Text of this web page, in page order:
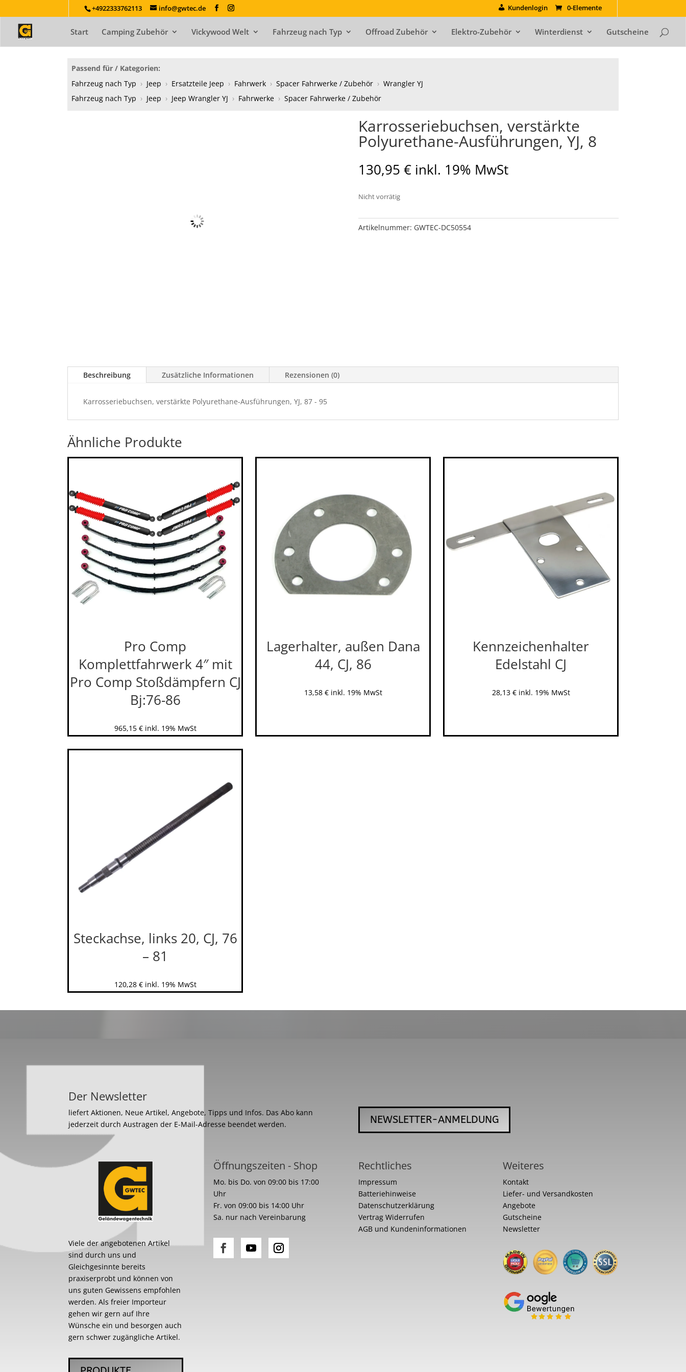
+4922333762113 info@gwtec.de Kundenlogin 0-Elemente
Start Camping Zubehör Vickywood Welt Fahrzeug nach Typ Offroad Zubehör Elektro-Zubehör Winterdienst Gutscheine
Passend für / Kategorien:
Fahrzeug nach Typ › Jeep › Ersatzteile Jeep › Fahrwerk › Spacer Fahrwerke / Zubehör › Wrangler YJ
Fahrzeug nach Typ › Jeep › Jeep Wrangler YJ › Fahrwerke › Spacer Fahrwerke / Zubehör
Karrosseriebuchsen, verstärkte
Polyurethane-Ausführungen, YJ, 8
130,95 € inkl. 19% MwSt
Nicht vorrätig
Artikelnummer: GWTEC-DC50554
Beschreibung Zusätzliche Informationen Rezensionen (0)
Karrosseriebuchsen, verstärkte Polyurethane-Ausführungen, YJ, 87 - 95
Ähnliche Produkte
Pro Comp
Komplettfahrwerk 4″ mit
Pro Comp Stoßdämpfern CJ
Bj:76-86
965,15 € inkl. 19% MwSt
Lagerhalter, außen Dana
44, CJ, 86
13,58 € inkl. 19% MwSt
Kennzeichenhalter
Edelstahl CJ
28,13 € inkl. 19% MwSt
Steckachse, links 20, CJ, 76
– 81
120,28 € inkl. 19% MwSt
Der Newsletter
liefert Aktionen, Neue Artikel, Angebote, Tipps und Infos. Das Abo kann
jederzeit durch Austragen der E-Mail-Adresse beendet werden.
NEWSLETTER-ANMELDUNG
Viele der angebotenen Artikel
sind durch uns und
Gleichgesinnte bereits
praxiserprobt und können von
uns guten Gewissens empfohlen
werden. Als freier Importeur
gehen wir gern auf Ihre
Wünsche ein und besorgen auch
gern schwer zugängliche Artikel.
Öffnungszeiten - Shop
Mo. bis Do. von 09:00 bis 17:00
Uhr
Fr. von 09:00 bis 14:00 Uhr
Sa. nur nach Vereinbarung
Rechtliches
Impressum
Batteriehinweise
Datenschutzerklärung
Vertrag Widerrufen
AGB und Kundeninformationen
Weiteres
Kontakt
Liefer- und Versandkosten
Angebote
Gutscheine
Newsletter